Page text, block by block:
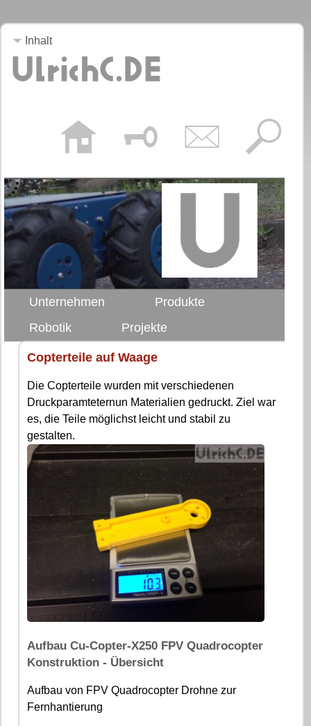
Inhalt
Unternehmen
Produkte
Robotik
Projekte
Copterteile auf Waage
Die Copterteile wurden mit verschiedenen
Druckparamteternun Materialien gedruckt. Ziel war
es, die Teile möglichst leicht und stabil zu
gestalten.
Aufbau Cu-Copter-X250 FPV Quadrocopter
Konstruktion - Übersicht
Aufbau von FPV Quadrocopter Drohne zur
Fernhantierung